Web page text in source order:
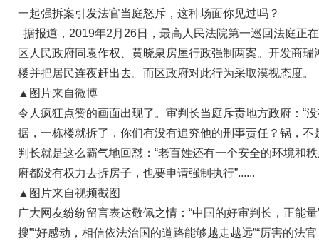
一起强拆案引发法官当庭怒斥，这种场面你见过吗？
据报道，2019年2月26日，最高人民法院第一巡回法庭正
区人民政府同袁作权、黄晓泉房屋行政强制两案。开发商瑞
楼并把居民连夜赶出去。而区政府对此行为采取漠视态度。
▲图片来自微博
令人疯狂点赞的画面出现了。审判长当庭斥责地方政府：“
据，一栋楼就拆了，你们有没有追究他的刑事责任？锅，不
判长就是这么霸气地回怼：“老百姓还有一个安全的环境和秩
府都没有权力去拆房子，也要申请强制执行”......
▲图片来自视频截图
广大网友纷纷留言表达敬佩之情：“中国的好审判长，正能量
搜”“好感动，相信依法治国的道路能够越走越远”“厉害的法